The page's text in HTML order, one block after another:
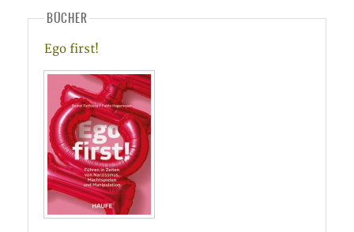
BÜCHER
Ego first!